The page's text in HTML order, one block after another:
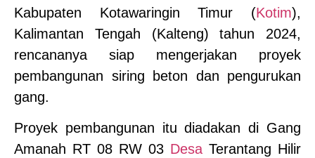
Kabupaten Kotawaringin Timur (Kotim),
Kalimantan Tengah (Kalteng) tahun 2024,
rencananya siap mengerjakan proyek
pembangunan siring beton dan pengurukan
gang.
Proyek pembangunan itu diadakan di Gang
Amanah RT 08 RW 03 Desa Terantang Hilir